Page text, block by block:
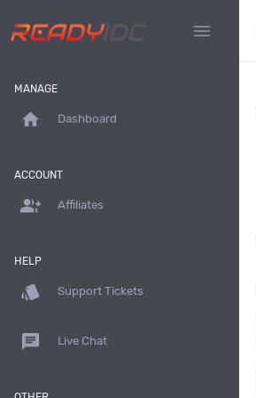
menu
MANAGE
home Dashboard
ACCOUNT
group_add Affiliates
HELP
style Support Tickets
chat Live Chat